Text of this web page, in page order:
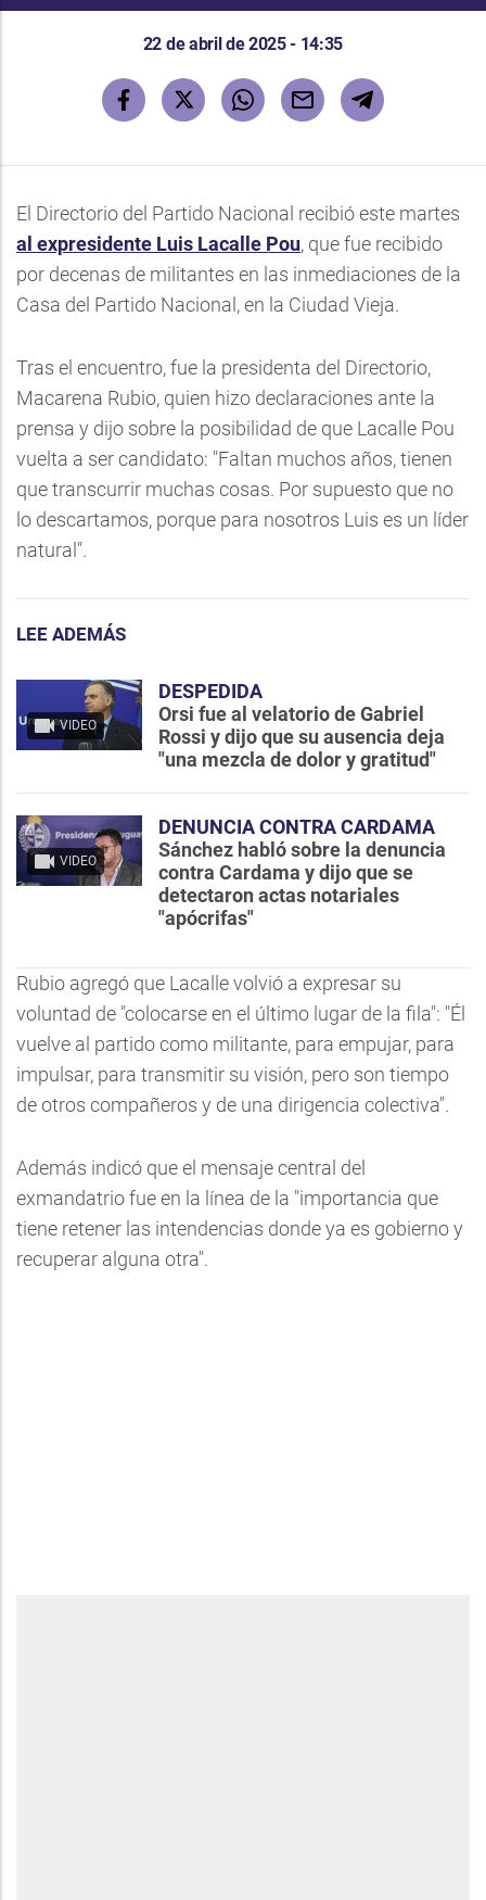
22 de abril de 2025 - 14:35
El Directorio del Partido Nacional recibió este martes
al expresidente Luis Lacalle Pou, que fue recibido
por decenas de militantes en las inmediaciones de la
Casa del Partido Nacional, en la Ciudad Vieja.
Tras el encuentro, fue la presidenta del Directorio,
Macarena Rubio, quien hizo declaraciones ante la
prensa y dijo sobre la posibilidad de que Lacalle Pou
vuelta a ser candidato: "Faltan muchos años, tienen
que transcurrir muchas cosas. Por supuesto que no
lo descartamos, porque para nosotros Luis es un líder
natural".
LEE ADEMÁS
VIDEO
DESPEDIDA
Orsi fue al velatorio de Gabriel
Rossi y dijo que su ausencia deja
"una mezcla de dolor y gratitud"
VIDEO
DENUNCIA CONTRA CARDAMA
Sánchez habló sobre la denuncia
contra Cardama y dijo que se
detectaron actas notariales
"apócrifas"
Rubio agregó que Lacalle volvió a expresar su
voluntad de "colocarse en el último lugar de la fila": "Él
vuelve al partido como militante, para empujar, para
impulsar, para transmitir su visión, pero son tiempo
de otros compañeros y de una dirigencia colectiva".
Además indicó que el mensaje central del
exmandatrio fue en la línea de la "importancia que
tiene retener las intendencias donde ya es gobierno y
recuperar alguna otra".